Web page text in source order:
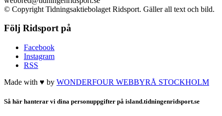
© Copyright Tidningsaktiebolaget Ridsport. Gäller all text och bild.
Följ Ridsport på
Facebook
Instagram
RSS
Made with ♥ by WONDERFOUR WEBBYRÅ STOCKHOLM
Så här hanterar vi dina personuppgifter på island.tidningenridsport.se